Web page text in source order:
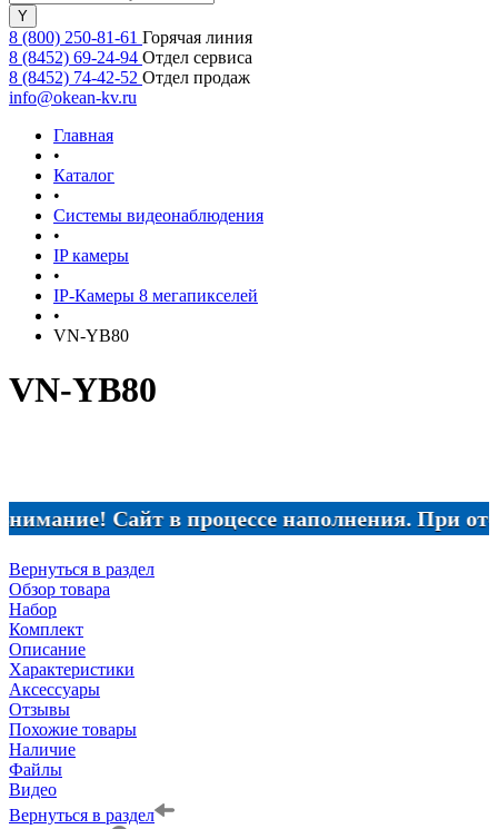
8 (800) 250-81-61 Горячая линия
8 (8452) 69-24-94 Отдел сервиса
8 (8452) 74-42-52 Отдел продаж
info@okean-kv.ru
Главная
•
Каталог
•
Системы видеонаблюдения
•
IP камеры
•
IP-Камеры 8 мегапикселей
•
VN-YB80
VN-YB80
Сайт в процессе наполнения. При
Вернуться в раздел
Обзор товара
Набор
Комплект
Описание
Характеристики
Аксессуары
Отзывы
Похожие товары
Наличие
Файлы
Видео
Вернуться в раздел